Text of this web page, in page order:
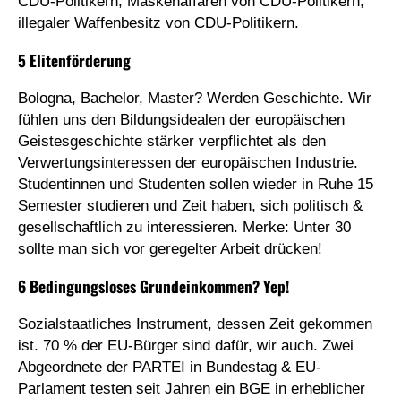
illegaler Waffenbesitz von CDU-Politikern.
5 Elitenförderung
Bologna, Bachelor, Master? Werden Geschichte. Wir
fühlen uns den Bildungsidealen der europäischen
Geistesgeschichte stärker verpflichtet als den
Verwertungsinteressen der europäischen Industrie.
Studentinnen und Studenten sollen wieder in Ruhe 15
Semester studieren und Zeit haben, sich politisch &
gesellschaftlich zu interessieren. Merke: Unter 30
sollte man sich vor geregelter Arbeit drücken!
6 Bedingungsloses Grundeinkommen? Yep!
Sozialstaatliches Instrument, dessen Zeit gekommen
ist. 70 % der EU-Bürger sind dafür, wir auch. Zwei
Abgeordnete der PARTEI in Bundestag & EU-
Parlament testen seit Jahren ein BGE in erheblicher